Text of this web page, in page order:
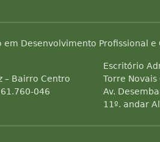
Desenvolvimento Profissional
– Bairro Centro
61.760-046
Escritório
Torre Novais
Av.
11º. andar